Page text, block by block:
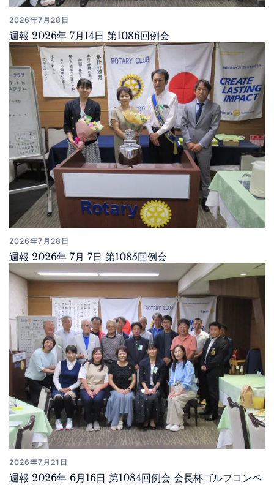
2026年7月28日
週報 2026年 7月14日 第1086回例会
2026年7月28日
週報 2026年 7月 7日 第1085回例会
2026年7月21日
週報 2026年 6月16日 第1084回例会 会長杯ゴルフコンペ